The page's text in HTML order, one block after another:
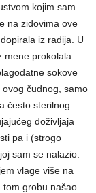
kojim sam
na zidovima ove
iz radija. U
mene prokolala
sokove
čudnog, samo
često sterilnog
doživljaja
pa i (strogo
sam se nalazio.
vlage više na
tom grobu našao